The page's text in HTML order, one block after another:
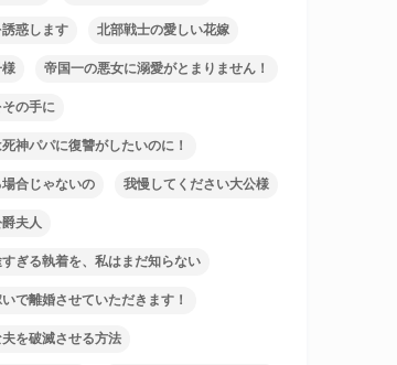
惑します 北部戦士の愛しい花嫁
様 帝国一の悪女に溺愛がとまりません！
の手に
神パパに復讐がしたいのに！
合じゃないの 我慢してください大公様
夫人
ぎる執着を、私はまだ知らない
で離婚させていただきます！
を破滅させる方法